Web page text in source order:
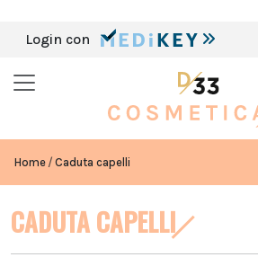
Login con
Home Caduta capelli
CADUTA CAPELLI